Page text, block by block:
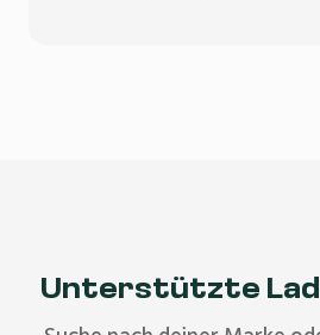
Unterstützte